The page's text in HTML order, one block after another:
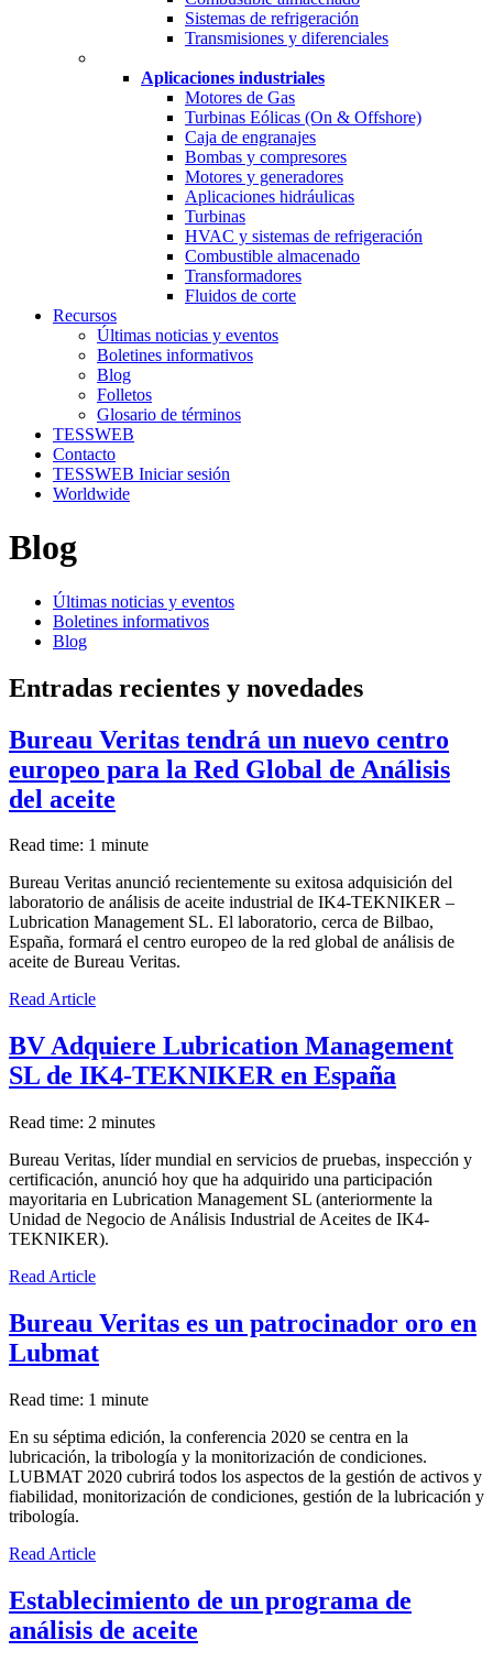
Sistemas de refrigeración
Transmisiones y diferenciales
Aplicaciones industriales
Motores de Gas
Turbinas Eólicas (On & Offshore)
Caja de engranajes
Bombas y compresores
Motores y generadores
Aplicaciones hidráulicas
Turbinas
HVAC y sistemas de refrigeración
Combustible almacenado
Transformadores
Fluidos de corte
Recursos
Últimas noticias y eventos
Boletines informativos
Blog
Folletos
Glosario de términos
TESSWEB
Contacto
TESSWEB Iniciar sesión
Worldwide
Blog
Últimas noticias y eventos
Boletines informativos
Blog
Entradas recientes y novedades
Bureau Veritas tendrá un nuevo centro
europeo para la Red Global de Análisis
del aceite
Read time: 1 minute
Bureau Veritas anunció recientemente su exitosa adquisición del
laboratorio de análisis de aceite industrial de IK4-TEKNIKER –
Lubrication Management SL. El laboratorio, cerca de Bilbao,
España, formará el centro europeo de la red global de análisis de
aceite de Bureau Veritas.
Read Article
BV Adquiere Lubrication Management
SL de IK4-TEKNIKER en España
Read time: 2 minutes
Bureau Veritas, líder mundial en servicios de pruebas, inspección y
certificación, anunció hoy que ha adquirido una participación
mayoritaria en Lubrication Management SL (anteriormente la
Unidad de Negocio de Análisis Industrial de Aceites de IK4-
TEKNIKER).
Read Article
Bureau Veritas es un patrocinador oro en
Lubmat
Read time: 1 minute
En su séptima edición, la conferencia 2020 se centra en la
lubricación, la tribología y la monitorización de condiciones.
LUBMAT 2020 cubrirá todos los aspectos de la gestión de activos y
fiabilidad, monitorización de condiciones, gestión de la lubricación y
tribología.
Read Article
Establecimiento de un programa de
análisis de aceite